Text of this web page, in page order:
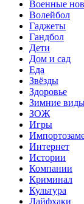
Военные
Волейбол
Гаджеты
Гандбол
Дети
Дом и сад
Еда
Звёзды
Здоровье
Зимние
ЗОЖ
Игры
Интернет
Истории
Компании
Криминал
Культура
Лайфхаки